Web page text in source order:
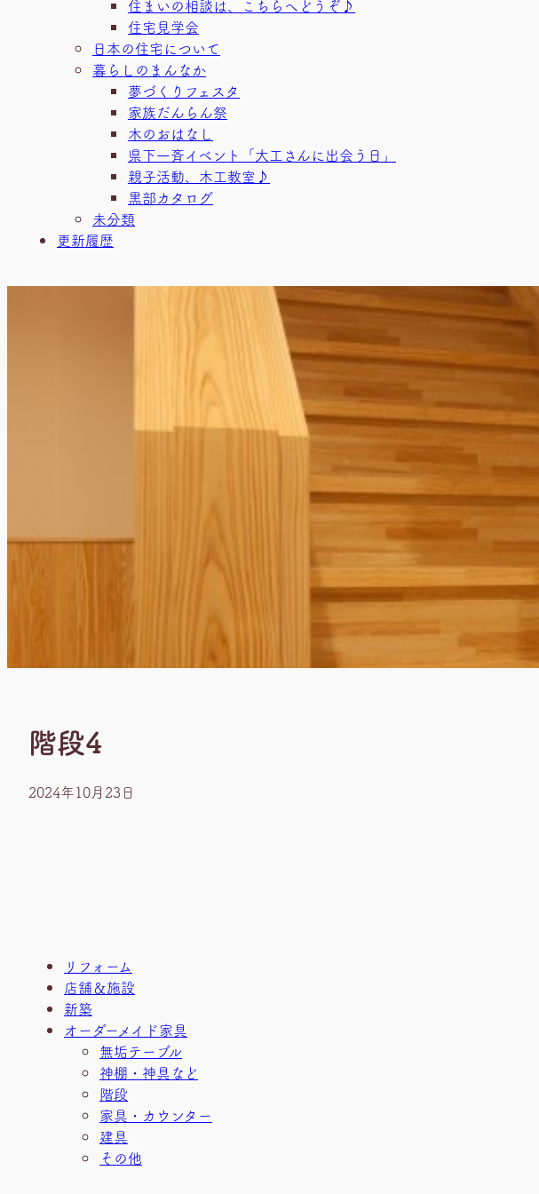
住まいの相談は、こちらへどうぞ♪
住宅見学会
日本の住宅について
暮らしのまんなか
夢づくりフェスタ
家族だんらん祭
木のおはなし
県下一斉イベント「大工さんに出会う日」
親子活動、木工教室♪
黒部カタログ
未分類
更新履歴
階段4
2024年10月23日
リフォーム
店舗＆施設
新築
オーダーメイド家具
無垢テーブル
神棚・神具など
階段
家具・カウンター
建具
その他